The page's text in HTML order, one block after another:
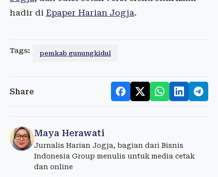
hadir di Epaper Harian Jogja.
Tags: pemkab gunungkidul
Share
Maya Herawati
Jurnalis Harian Jogja, bagian dari Bisnis
Indonesia Group menulis untuk media cetak
dan online